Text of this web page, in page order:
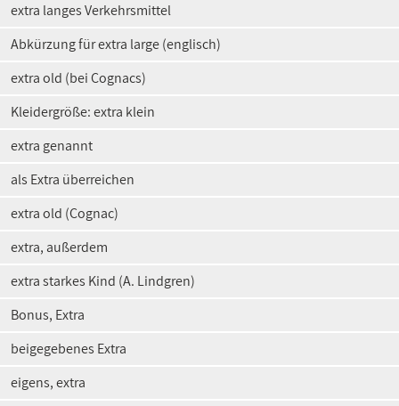
extra langes Verkehrsmittel
Abkürzung für extra large (englisch)
extra old (bei Cognacs)
Kleidergröße: extra klein
extra genannt
als Extra überreichen
extra old (Cognac)
extra, außerdem
extra starkes Kind (A. Lindgren)
Bonus, Extra
beigegebenes Extra
eigens, extra